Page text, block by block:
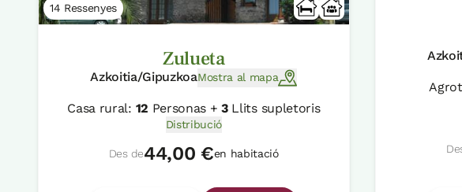
14 Ressenyes
Zulueta
Azkoitia/GipuzkoaMostra al mapa
Casa rural: 12 Personas +3Llits supletoris
Distribució
Des de44,00 €en habitació